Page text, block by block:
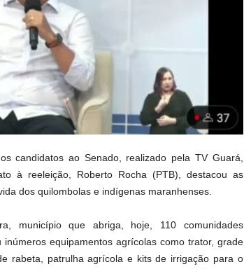
candidatos ao Senado, realizado pela TV Guará,
à reeleição, Roberto Rocha (PTB), destacou as
dos quilombolas e indígenas maranhenses.
município que abriga, hoje, 110 comunidades
equipamentos agrícolas como trator, grade
rabeta, patrulha agrícola e kits de irrigação para o